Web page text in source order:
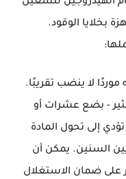
بخلايا الوقود.
لا ينضب تقريبًا.
- بضع عشرات أو
إلى تحول المادة
السنين. يمكن أن
على ضمان الاستغلال